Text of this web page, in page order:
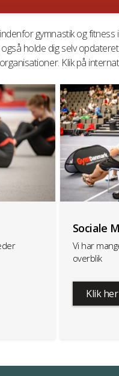
gymnastik og fitness
holde dig selv
Klik på
Sociale
Vi har
overblik
Klik her